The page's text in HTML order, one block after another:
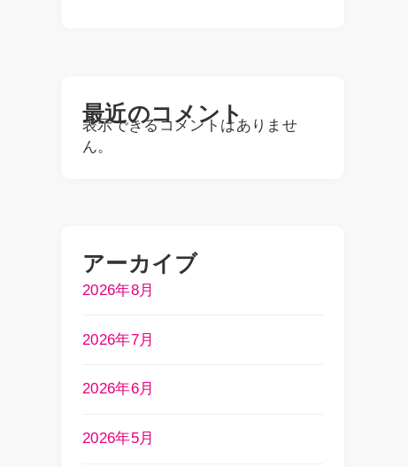
最近のコメント
表示できるコメントはありませ
ん。
アーカイブ
2026年8月
2026年7月
2026年6月
2026年5月